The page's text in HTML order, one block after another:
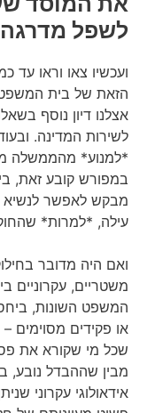
לשפל מדרגה
ועכשיו צאו וראו עד
הזאת של בית המשפט
אצלנו דיון נוסף
לשירות המדינה.
*למנוע* מהממשלה
במפורש קובע זאת,
מבקש לאפשר לנשיא
עילה, *למרות*
ואם היה מדובר
משטריים, עקרוניים
המשפט השונות,
או פקידים
שכל מי שקורא את
מבין שההבדל נובע,
אידאולוגי עקרוני